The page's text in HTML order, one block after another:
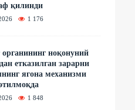
қилинди
1 176
органининг ноқонуний
етказилган зарарни
ягона механизми
1 848